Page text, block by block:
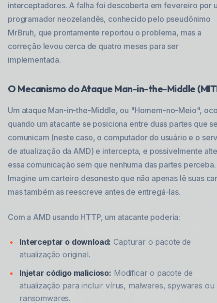
interceptadores. A falha foi descoberta em fevereiro por
programador neozelandês, conhecido pelo pseudônimo
MrBruh, que prontamente reportou o problema, mas a
correção levou cerca de quatro meses para ser
implementada.
O Mecanismo do Ataque Man-in-the-Middle
Um ataque Man-in-the-Middle, ou "Homem-no-Meio",
quando um atacante se posiciona entre duas partes que
comunicam (neste caso, o computador do usuário e o
de atualização da AMD) e intercepta, e possivelmente
essa comunicação sem que nenhuma das partes perceba.
Imagine um carteiro desonesto que não apenas lê suas
mas também as reescreve antes de entregá-las.
Com a AMD usando HTTP, um atacante poderia:
Interceptar o download: Capturar o pacote de
atualização original.
Injetar código malicioso: Modificar o pacote de
atualização para incluir vírus, malwares, spywares ou
ransomwares.